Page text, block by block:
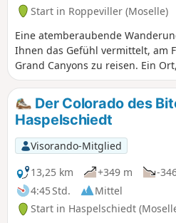
Start in Roppeviller (Moselle)
Eine atemberaubende
Ihnen das Gefühl vermittelt, am
Grand Canyons zu reisen. Ein
viele Wanderer anzieht, eine
Familienwanderung mit vielen
denen man im Schatten der
picknicken kann.
Der Colorado des
Haspelschiedt
Visorando-Mitglied
13,25 km
+349 m
-
4:45 Std.
Mittel
Start in Haspelschiedt